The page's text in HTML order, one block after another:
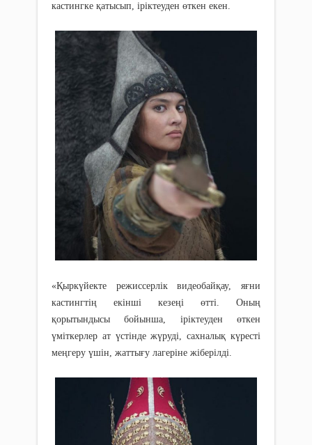
кастингке қатысып, іріктеуден өткен екен.
«Қыркүйекте режиссерлік видеобайқау, яғни
кастингтің екінші кезеңі өтті. Оның
қорытындысы бойынша, іріктеуден өткен
үміткерлер ат үстінде жүруді, сахналық күресті
меңгеру үшін, жаттығу лагеріне жіберілді.